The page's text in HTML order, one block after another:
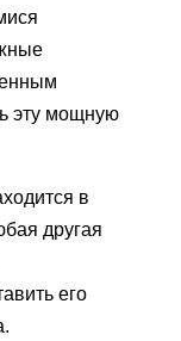
эту мощную
в
другая
его